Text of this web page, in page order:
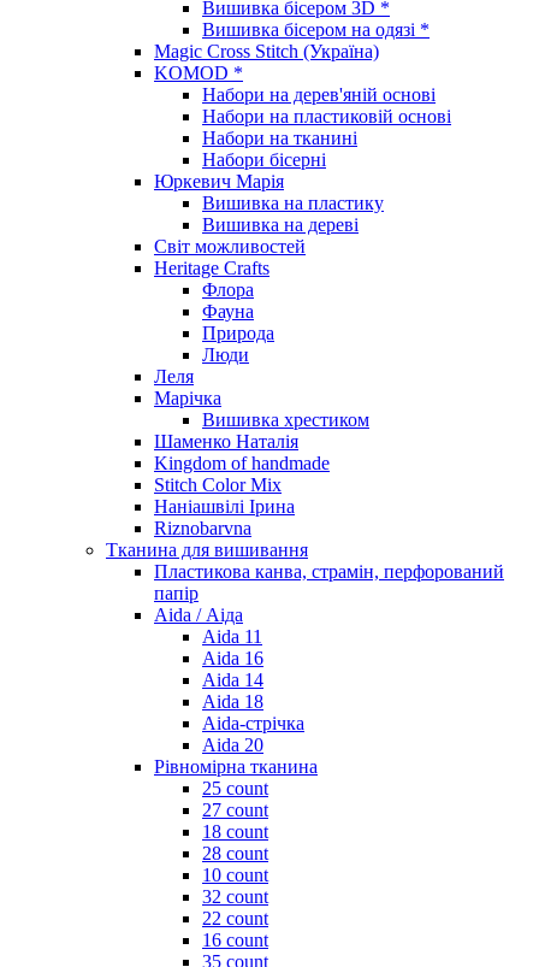
Вишивка бісером 3D *
Вишивка бісером на одязі *
Magic Cross Stitch (Україна)
KOMOD *
Набори на дерев'яній основі
Набори на пластиковій основі
Набори на тканині
Набори бісерні
Юркевич Марія
Вишивка на пластику
Вишивка на дереві
Світ можливостей
Heritage Crafts
Флора
Фауна
Природа
Люди
Леля
Марічка
Вишивка хрестиком
Шаменко Наталія
Kingdom of handmade
Stitch Color Mix
Наніашвілі Ірина
Riznobarvna
Тканина для вишивання
Пластикова канва, страмін, перфорований
папір
Aida / Аіда
Aida 11
Aida 16
Aida 14
Aida 18
Aida-стрічка
Aida 20
Рівномірна тканина
25 count
27 count
18 count
28 count
10 count
32 count
22 count
16 count
35 count